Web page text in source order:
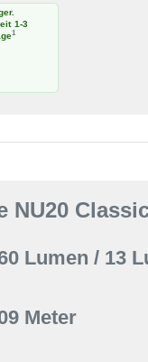
1-3
1
NU20
Lumen / 13
Meter